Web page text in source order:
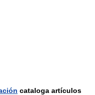
cataloga artículos